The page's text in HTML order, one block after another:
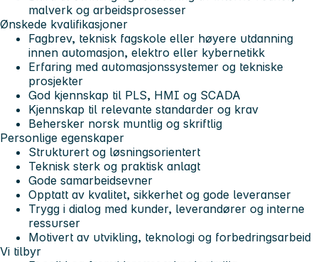
malverk og arbeidsprosesser
Ønskede kvalifikasjoner
Fagbrev, teknisk fagskole eller høyere utdanning
innen automasjon, elektro eller kybernetikk
Erfaring med automasjonssystemer og tekniske
prosjekter
God kjennskap til PLS, HMI og SCADA
Kjennskap til relevante standarder og krav
Behersker norsk muntlig og skriftlig
Personlige egenskaper
Strukturert og løsningsorientert
Teknisk sterk og praktisk anlagt
Gode samarbeidsevner
Opptatt av kvalitet, sikkerhet og gode leveranser
Trygg i dialog med kunder, leverandører og interne
ressurser
Motivert av utvikling, teknologi og forbedringsarbeid
Vi tilbyr